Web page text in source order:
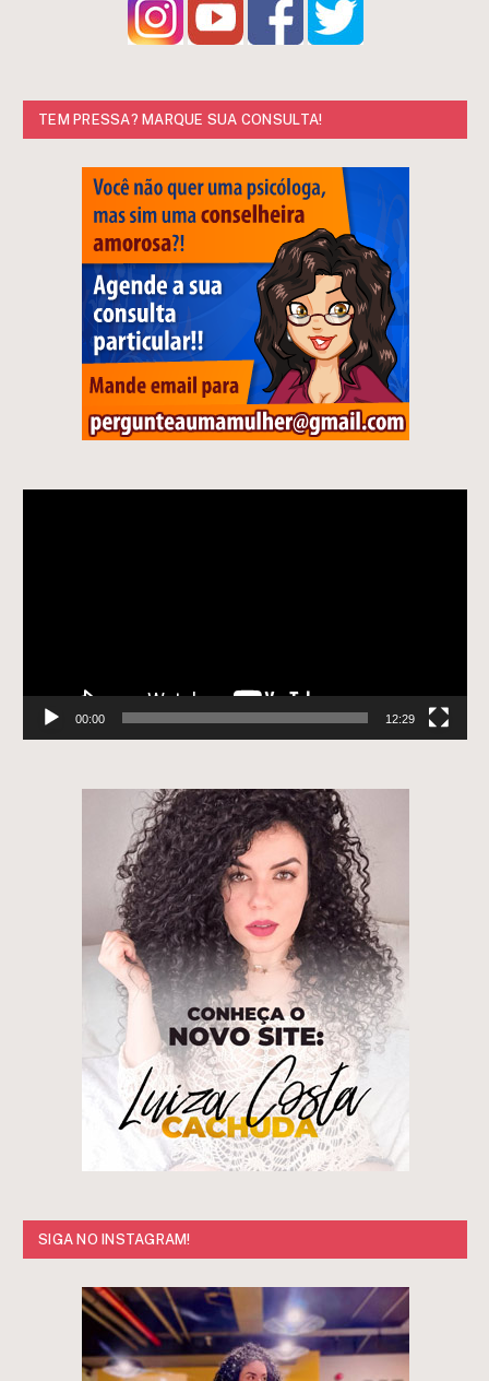
TEM PRESSA? MARQUE SUA CONSULTA!
00:00 12:29
SIGA NO INSTAGRAM!